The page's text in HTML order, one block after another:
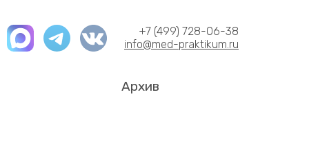
+7 (499) 728-06-38
info@med-praktikum.ru
Архив